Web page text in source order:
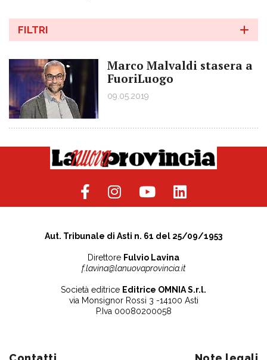
FILTRI
Marco Malvaldi stasera a
FuoriLuogo
09.05.2019
Aut. Tribunale di Asti n. 61 del 25/09/1953
Direttore Fulvio Lavina
f.lavina@lanuovaprovincia.it
Società editrice Editrice OMNIA S.r.l.
via Monsignor Rossi 3 -14100 Asti
P.Iva 00080200058